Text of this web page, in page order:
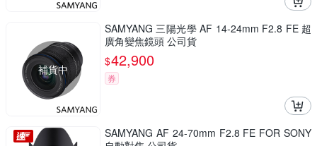
補貨中
SAMYANG 三陽光學 AF 14-24mm F2.8 FE 超
廣角變焦鏡頭 公司貨
$42,900
券
SAMYANG AF 24-70mm F2.8 FE FOR SONY